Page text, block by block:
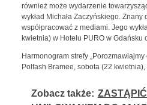
również może wydarzenie
wykład Michała Zaczyńskiego.
współpracować z mediami. Jego
kwietnia) w Hotelu PURO w Gdańsku
Harmonogram strefy
Polfash Bramee, sobota (22
Zobacz także: